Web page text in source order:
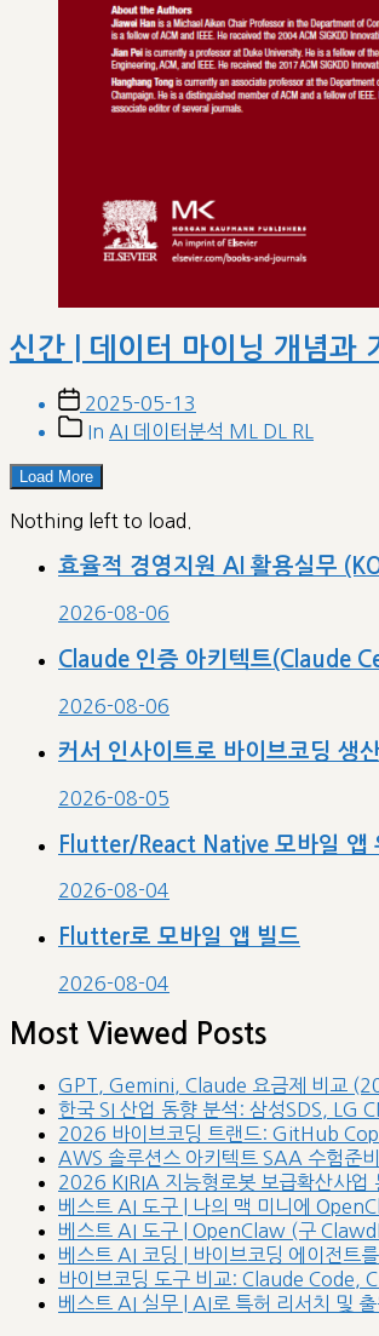
신간 | 데이터 마이닝 개념과
Post
date
2025-05-13
PostIn AI 데이터분석 ML DL RL
Load More
Nothing left to load.
효율적 경영지원 AI 활용실무
2026-08-06
Claude 인증 아키텍트(Claude
2026-08-06
커서 인사이트로 바이브코딩 생
2026-08-05
Flutter/React Native 모바일 앱
2026-08-04
Flutter로 모바일 앱 빌드
2026-08-04
Most Viewed Posts
GPT, Gemini, Claude 요금제 비교
한국 SI 산업 동향 분석: 삼성SDS, LG
2026 바이브코딩 트랜드: GitHub
AWS 솔루션스 아키텍트 SAA 수험준
2026 KIRIA 지능형로봇 보급확산사업
베스트 AI 도구 | 나의 맥 미니에
베스트 AI 도구 | OpenClaw (구
베스트 AI 코딩 | 바이브코딩 에이전트
바이브코딩 도구 비교: Claude
베스트 AI 실무 | AI로 특허 리서치 및